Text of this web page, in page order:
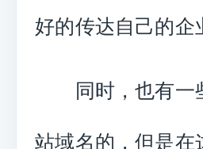
好的传达自己的企
同时，也有一
站域名的，但是在